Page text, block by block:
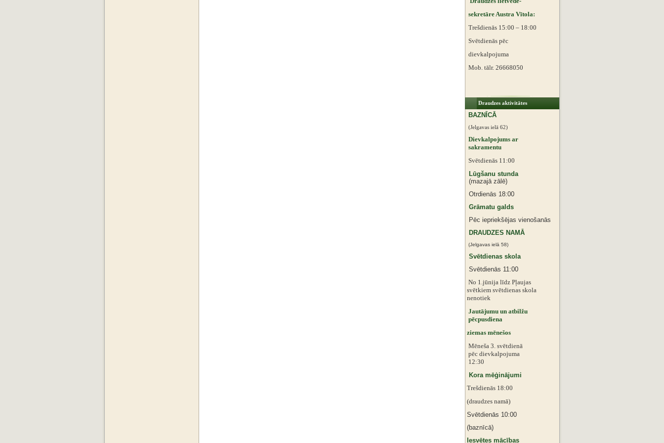
sekretāre Austra Vītola:
Trešdienās 15:00 – 18:00
Svētdienās pēc
dievkalpojuma
Mob. tālr. 26668050
Draudzes aktivitātes
BAZNĪCĀ
(Jelgavas ielā 62)
Dievkalpojums ar
sakramentu
Svētdienās 11:00
Lūgšanu stunda
(mazajā zālē)
Otrdienās 18:00
Grāmatu galds
Pēc iepriekšējas vienošanās
DRAUDZES NAMĀ
(Jelgavas ielā 58)
Svētdienas skola
Svētdienās 11:00
No 1.jūnija līdz Pļaujas
svētkiem svētdienas skola
nenotiek
Jautājumu un atbilžu
pēcpusdiena
ziemas mēnešos
Mēneša 3. svētdienā
pēc dievkalpojuma
12:30
Kora mēģinājumi
Trešdienās 18:00
(draudzes namā)
Svētdienās 10:00
(baznīcā)
Iesvētes mācības